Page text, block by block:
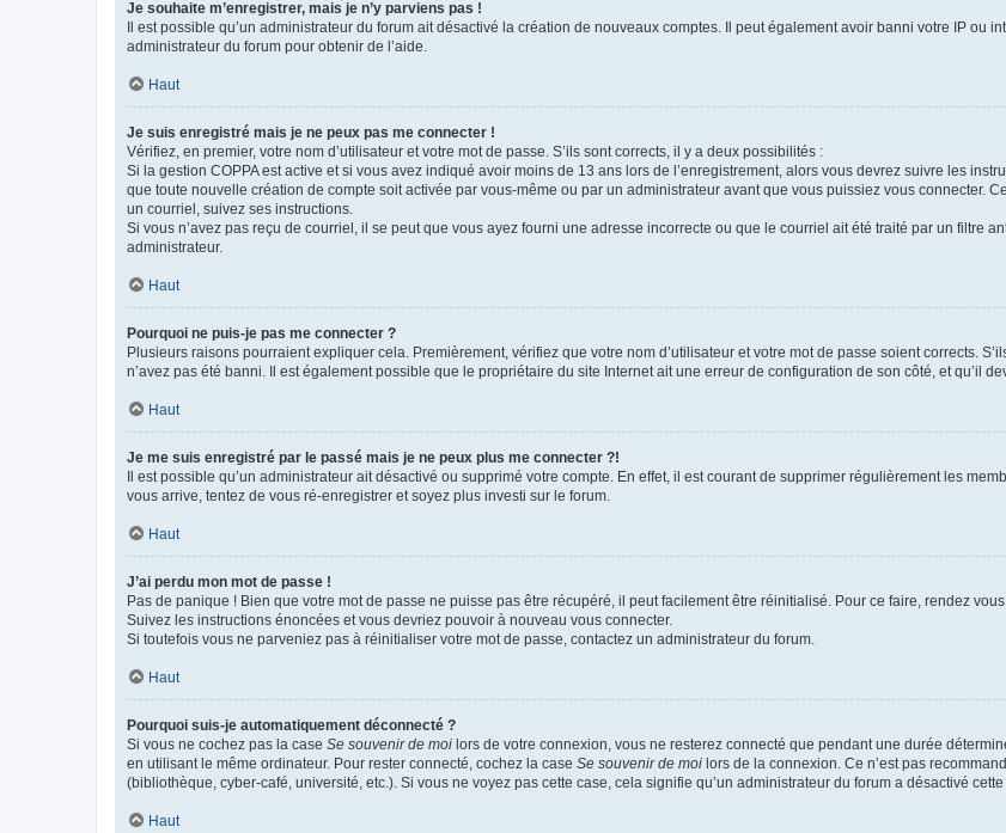
Je souhaite m’enregistrer, mais je n’y parviens pas !
Il est possible qu’un administrateur du forum ait désactivé la création de nouveaux comptes. Il peut également avoir banni votre IP ou
administrateur du forum pour obtenir de l’aide.
Haut
Je suis enregistré mais je ne peux pas me connecter !
Vérifiez, en premier, votre nom d’utilisateur et votre mot de passe. S’ils sont corrects, il y a deux possibilités :
Si la gestion COPPA est active et si vous avez indiqué avoir moins de 13 ans lors de l’enregistrement, alors vous devrez suivre les
que toute nouvelle création de compte soit activée par vous-même ou par un administrateur avant que vous puissiez vous connecter.
un courriel, suivez ses instructions.
Si vous n’avez pas reçu de courriel, il se peut que vous ayez fourni une adresse incorrecte ou que le courriel ait été traité par un filtre
administrateur.
Haut
Pourquoi ne puis-je pas me connecter ?
Plusieurs raisons pourraient expliquer cela. Premièrement, vérifiez que votre nom d’utilisateur et votre mot de passe soient corrects.
n’avez pas été banni. Il est également possible que le propriétaire du site Internet ait une erreur de configuration de son côté, et qu’il
Haut
Je me suis enregistré par le passé mais je ne peux plus me connecter ?!
Il est possible qu’un administrateur ait désactivé ou supprimé votre compte. En effet, il est courant de supprimer régulièrement les
vous arrive, tentez de vous ré-enregistrer et soyez plus investi sur le forum.
Haut
J’ai perdu mon mot de passe !
Pas de panique ! Bien que votre mot de passe ne puisse pas être récupéré, il peut facilement être réinitialisé. Pour ce faire, rendez
Suivez les instructions énoncées et vous devriez pouvoir à nouveau vous connecter.
Si toutefois vous ne parveniez pas à réinitialiser votre mot de passe, contactez un administrateur du forum.
Haut
Pourquoi suis-je automatiquement déconnecté ?
Si vous ne cochez pas la case Se souvenir de moi lors de votre connexion, vous ne resterez connecté que pendant une durée
en utilisant le même ordinateur. Pour rester connecté, cochez la case Se souvenir de moi lors de la connexion. Ce n’est pas
(bibliothèque, cyber-café, université, etc.). Si vous ne voyez pas cette case, cela signifie qu’un administrateur du forum a désactivé cette
Haut